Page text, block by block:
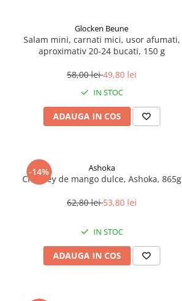
Glocken Beune
Salam mini, carnati mici, usor afumati,
aproximativ 20-24 bucati, 150 g
58,00 lei49,80 lei
IN STOC
ADAUGA IN COS
-14% Ashoka
Chutney de mango dulce, Ashoka, 865g
62,80 lei53,80 lei
IN STOC
ADAUGA IN COS